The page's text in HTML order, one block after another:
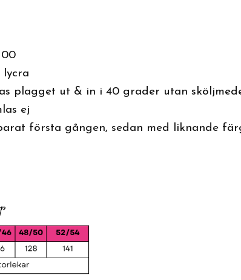
lycra
plagget ut & in i 40 grader utan
ej
första gången, sedan med liknande